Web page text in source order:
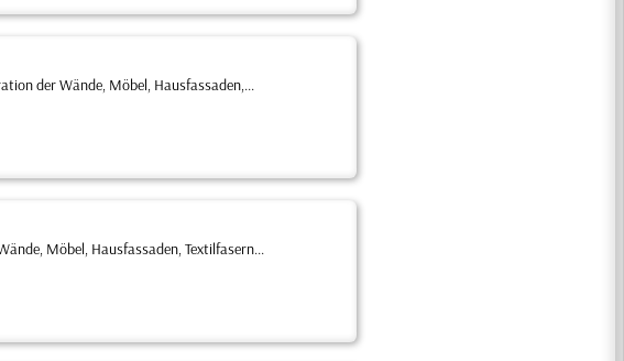
der Wände, Möbel, Hausfassaden,...
Möbel, Hausfassaden, Textilfasern...